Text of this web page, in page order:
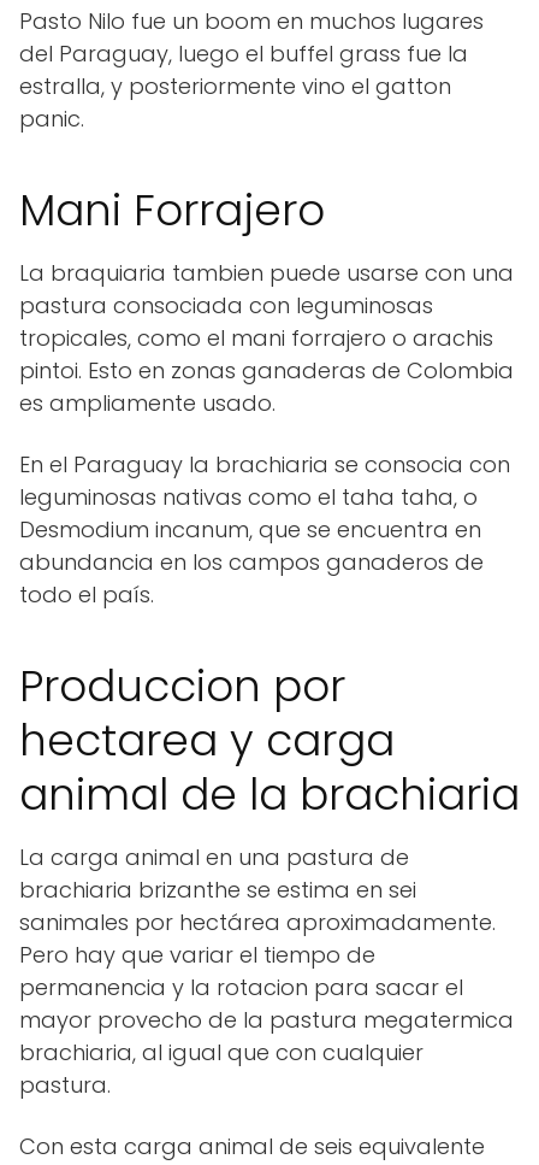
Pasto Nilo fue un boom en muchos lugares
del Paraguay, luego el buffel grass fue la
estralla, y posteriormente vino el gatton
panic.
Mani Forrajero
La braquiaria tambien puede usarse con una
pastura consociada con leguminosas
tropicales, como el mani forrajero o arachis
pintoi. Esto en zonas ganaderas de Colombia
es ampliamente usado.
En el Paraguay la brachiaria se consocia con
leguminosas nativas como el taha taha, o
Desmodium incanum, que se encuentra en
abundancia en los campos ganaderos de
todo el país.
Produccion por
hectarea y carga
animal de la brachiaria
La carga animal en una pastura de
brachiaria brizanthe se estima en sei
sanimales por hectárea aproximadamente.
Pero hay que variar el tiempo de
permanencia y la rotacion para sacar el
mayor provecho de la pastura megatermica
brachiaria, al igual que con cualquier
pastura.
Con esta carga animal de seis equivalente